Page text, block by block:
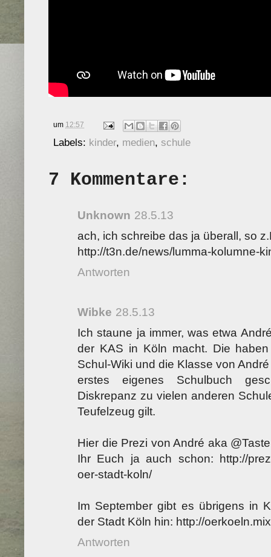
um 12:57
Labels: kinder, medien, schule
7 Kommentare:
Unknown 28.5.13
ach, ich schreibe das ja überall, so
http://t3n.de/news/lumma-kolumne-
Antworten
Wibke 28.5.13
Ich staune ja immer, was etwa
der KAS in Köln macht. Die
Schul-Wiki und die Klasse von
erstes eigenes Schulbuch
Diskrepanz zu vielen anderen
Teufelzeug gilt.
Hier die Prezi von André aka
Ihr Euch ja auch schon: http://
oer-stadt-koln/
Im September gibt es übrigens in
der Stadt Köln hin: http://
Antworten